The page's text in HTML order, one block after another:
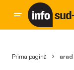
Prima pagină arad